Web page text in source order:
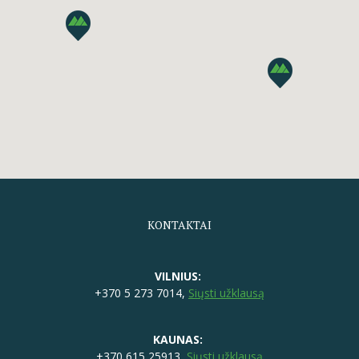
KONTAKTAI
VILNIUS:
+370 5 273 7014, Siųsti užklausą
KAUNAS: